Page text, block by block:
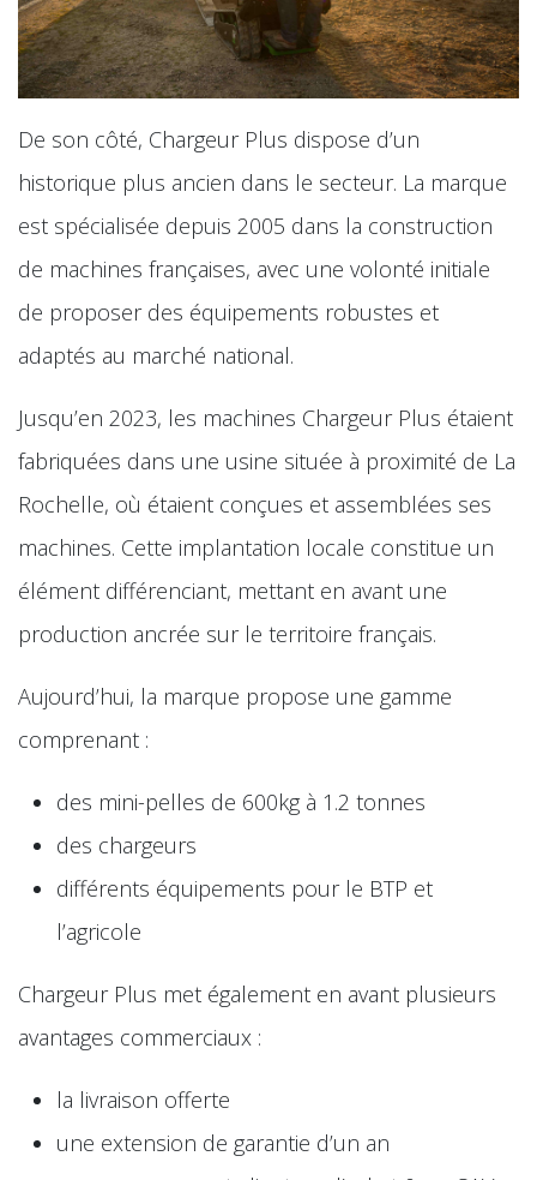
De son côté, Chargeur Plus dispose d’un
historique plus ancien dans le secteur. La marque
est spécialisée depuis 2005 dans la construction
de machines françaises, avec une volonté initiale
de proposer des équipements robustes et
adaptés au marché national.
Jusqu’en 2023, les machines Chargeur Plus étaient
fabriquées dans une usine située à proximité de La
Rochelle, où étaient conçues et assemblées ses
machines. Cette implantation locale constitue un
élément différenciant, mettant en avant une
production ancrée sur le territoire français.
Aujourd’hui, la marque propose une gamme
comprenant :
des mini-pelles de 600kg à 1.2 tonnes
des chargeurs
différents équipements pour le BTP et
l’agricole
Chargeur Plus met également en avant plusieurs
avantages commerciaux :
la livraison offerte
une extension de garantie d’un an